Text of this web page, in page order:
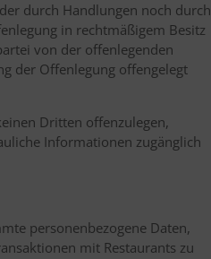
durch Handlungen noch durch
in rechtmäßigem Besitz
von der offenlegenden
der Offenlegung offengelegt
Dritten offenzulegen,
Informationen zugänglich
personenbezogene Daten,
mit Restaurants zu